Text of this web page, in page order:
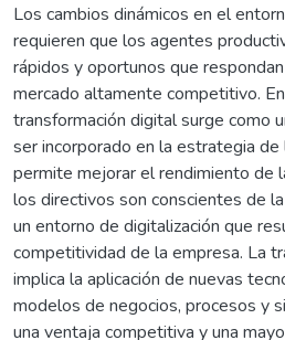
Los cambios dinámicos en el
requieren que los agentes
rápidos y oportunos que
mercado altamente competitivo.
transformación digital surge como
ser incorporado en la estrategia de
permite mejorar el rendimiento de
los directivos son conscientes de
un entorno de digitalización que
competitividad de la empresa. La
implica la aplicación de nuevas
modelos de negocios, procesos y
una ventaja competitiva y una